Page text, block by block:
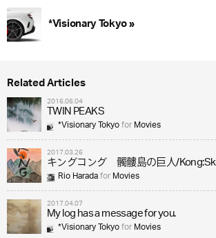
*Visionary Tokyo »
Related Articles
2016.06.04
TWIN PEAKS
*Visionary TokyoforMovies
2017.03.26
キングコング 髑髏島の巨人/
Rio HaradaforMovies
2017.04.07
My log has a message for you.
*Visionary TokyoforMovies